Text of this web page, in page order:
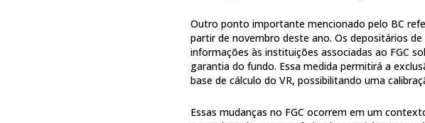
Outro ponto importante mencionado pelo BC
partir de novembro deste ano. Os depositários
informações às instituições associadas ao FGC
garantia do fundo. Essa medida permitirá a
base de cálculo do VR, possibilitando uma
Essas mudanças no FGC ocorrem em um